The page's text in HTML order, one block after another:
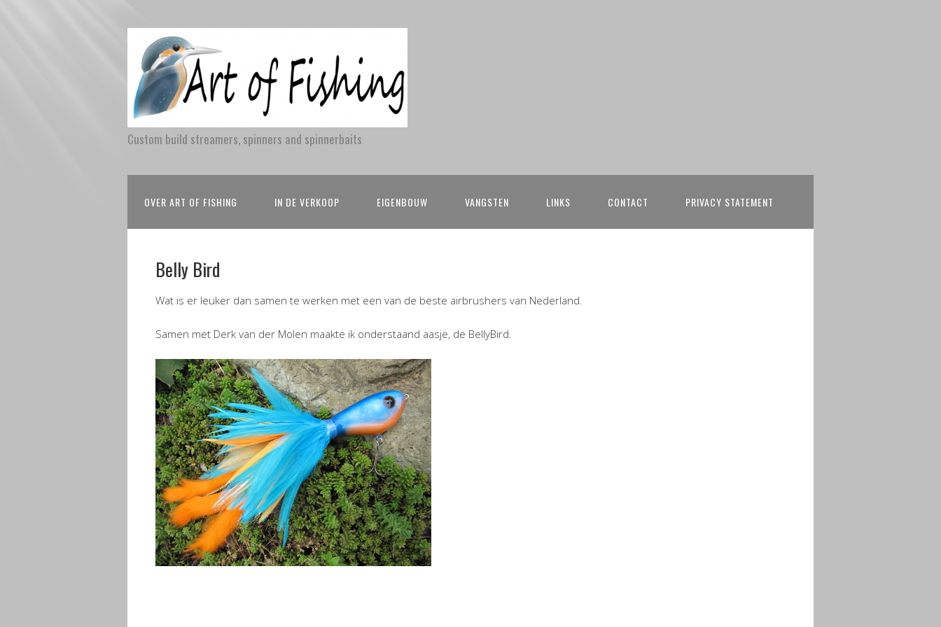
Custom build streamers, spinners and spinnerbaits
OVER ART OF FISHING IN DE VERKOOP EIGENBOUW VANGSTEN LINKS CONTACT PRIVACY STATEMENT
Belly Bird
Wat is er leuker dan samen te werken met een van de beste airbrushers van Nederland.
Samen met Derk van der Molen maakte ik onderstaand aasje, de BellyBird.